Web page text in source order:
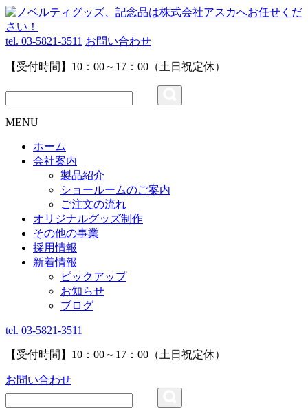
tel. 03-5821-3511 お問い合わせ
【受付時間】10：00～17：00（土日祝定休）
MENU
ホーム
会社案内
製品紹介
ショールームのご案内
ご注文の流れ
オリジナルグッズ制作
その他の事業
採用情報
新着情報
ピックアップ
お知らせ
ブログ
tel. 03-5821-3511
【受付時間】10：00～17：00（土日祝定休）
お問い合わせ